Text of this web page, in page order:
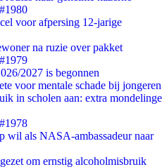
voor afpersing 12-jarige
na ruzie over pakket
2027 is begonnen
voor mentale schade bij jongeren
in scholen aan: extra mondelinge
wil als NASA-ambassadeur naar
om ernstig alcoholmisbruik